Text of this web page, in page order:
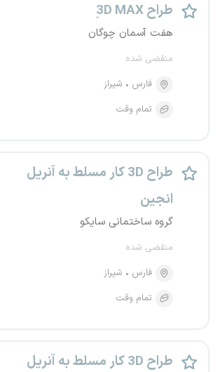
3ِD MAX طراح
هفت آسمان چوگان
منقضی شده
فارس
شیراز
تمام وقت
طراح 3D کار مسلط به آنریل
انجین
گروه ساختمانی سایکو
منقضی شده
فارس
شیراز
تمام وقت
طراح 3D کار مسلط به آنریل